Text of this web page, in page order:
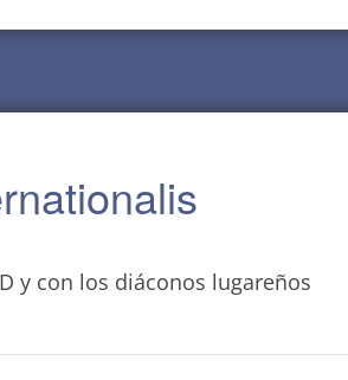
y con los diáconos lugareños